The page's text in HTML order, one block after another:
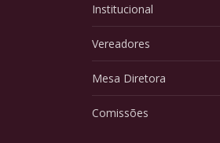
Institucional
Vereadores
Mesa Diretora
Comissões